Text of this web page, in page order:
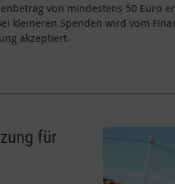
von mindestens 50 Euro
kleineren Spenden wird vom
akzeptiert.
für